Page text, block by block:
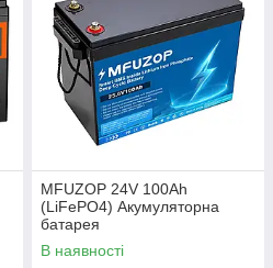
MFUZOP 24V 100Ah
(LiFePO4) Акумуляторна
батарея
В наявності